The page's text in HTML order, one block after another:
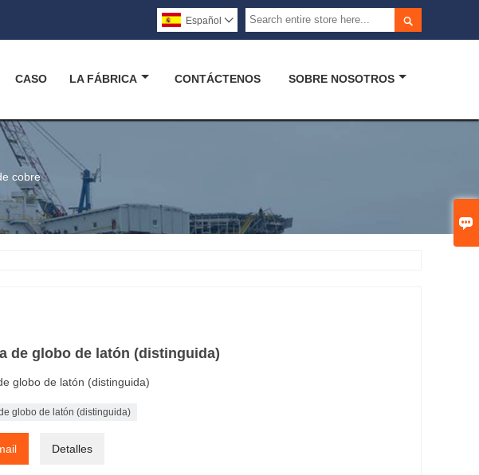


Español 
CASO LA FÁBRICA CONTÁCTENOS SOBRE NOSOTROS
cobre
de globo de latón (distinguida)
globo de latón (distinguida)
globo de latón (distinguida)
Detalles